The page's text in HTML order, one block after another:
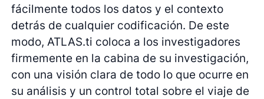
fácilmente todos los datos y el contexto
detrás de cualquier codificación. De este
modo, ATLAS.ti coloca a los investigadores
firmemente en la cabina de su investigación,
con una visión clara de todo lo que ocurre en
su análisis y un control total sobre el viaje de